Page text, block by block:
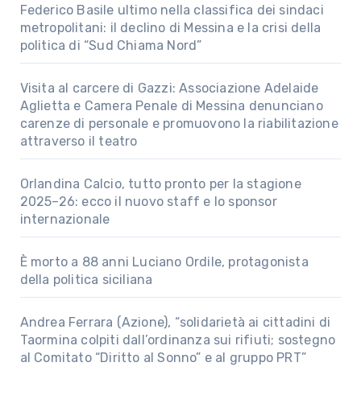
Federico Basile ultimo nella classifica dei sindaci
metropolitani: il declino di Messina e la crisi della
politica di “Sud Chiama Nord”
Visita al carcere di Gazzi: Associazione Adelaide
Aglietta e Camera Penale di Messina denunciano
carenze di personale e promuovono la riabilitazione
attraverso il teatro
Orlandina Calcio, tutto pronto per la stagione
2025–26: ecco il nuovo staff e lo sponsor
internazionale
È morto a 88 anni Luciano Ordile, protagonista
della politica siciliana
Andrea Ferrara (Azione), “solidarietà ai cittadini di
Taormina colpiti dall’ordinanza sui rifiuti; sostegno
al Comitato “Diritto al Sonno” e al gruppo PRT”